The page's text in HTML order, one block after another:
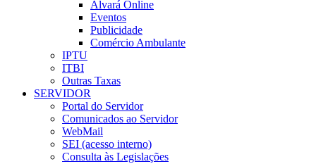
Alvará Online
Eventos
Publicidade
Comércio Ambulante
IPTU
ITBI
Outras Taxas
SERVIDOR
Portal do Servidor
Comunicados ao Servidor
WebMail
SEI (acesso interno)
Consulta às Legislações